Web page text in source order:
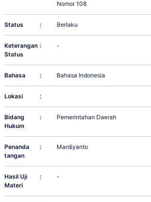
Nomor 108
Status : Berlaku
Keterangan
Status
: -
Bahasa : Bahasa Indonesia
Lokasi :
Bidang
Hukum
: Pemerintahan Daerah
Penanda
tangan
: Mardiyanto
Hasil Uji
Materi
: -